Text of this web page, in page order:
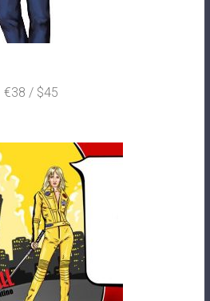
€38 / $45